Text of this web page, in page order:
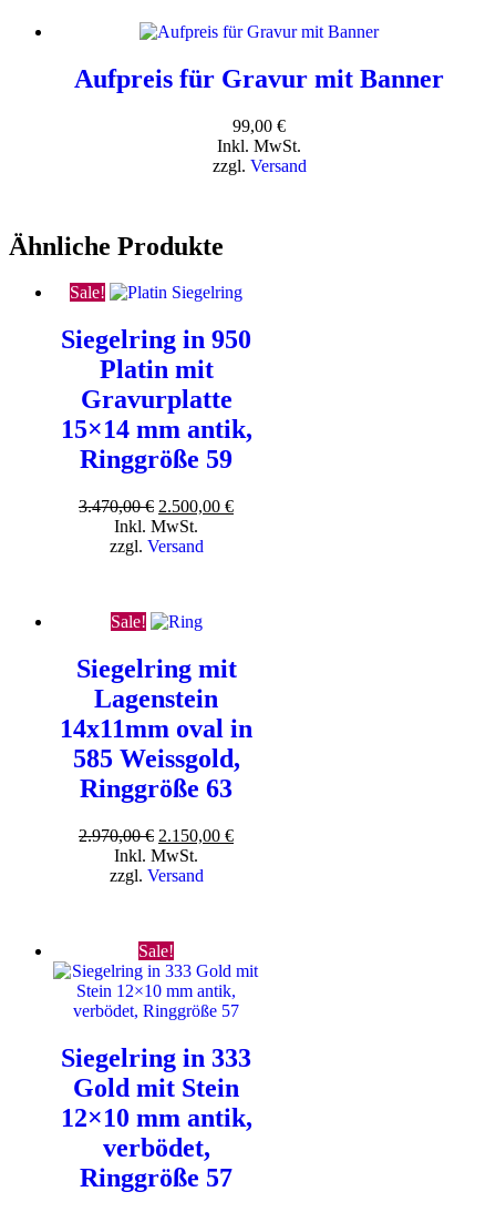
Aufpreis für Gravur mit Banner
99,00 €
Inkl. MwSt.
zzgl. Versand
Ähnliche Produkte
Sale!
Siegelring in 950
Platin mit
Gravurplatte
15×14 mm antik,
Ringgröße 59
3.470,00€ Ursprünglicher
Preis
war:
2.500,00 €Aktueller
Inkl. MwSt.
zzgl. Versand
Sale!
Siegelring mit
Lagenstein
14x11mm oval in
585 Weissgold,
Ringgröße 63
2.970,00€ Ursprünglicher
Preis
war:
2.150,00 €Aktueller
Inkl. MwSt.
zzgl. Versand
Sale!
Siegelring in 333
Gold mit Stein
12×10 mm antik,
verbödet,
Ringgröße 57